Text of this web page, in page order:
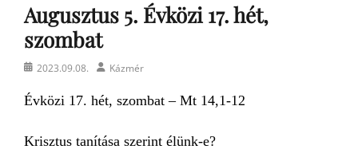
Augusztus 5. Évközi 17. hét,
szombat
Posted2023.09.08. AuthorKázmér
Évközi 17. hét, szombat – Mt 14,1-12
Krisztus tanítása szerint élünk-e?